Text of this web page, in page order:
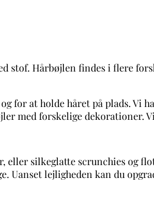
stof. Hårbøjlen findes i flere
at holde håret på plads. Vi
med forskelige dekorationer.
silkeglatte scrunchies og
lejligheden kan du